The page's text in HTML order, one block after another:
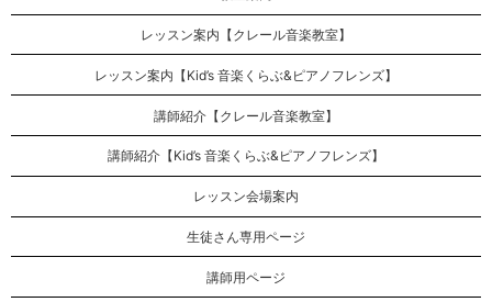
レッスン案内【クレール音楽教室】
レッスン案内【Kid’s 音楽くらぶ&ピアノフレンズ】
講師紹介【クレール音楽教室】
講師紹介【Kid’s 音楽くらぶ&ピアノフレンズ】
レッスン会場案内
生徒さん専用ページ
講師用ページ